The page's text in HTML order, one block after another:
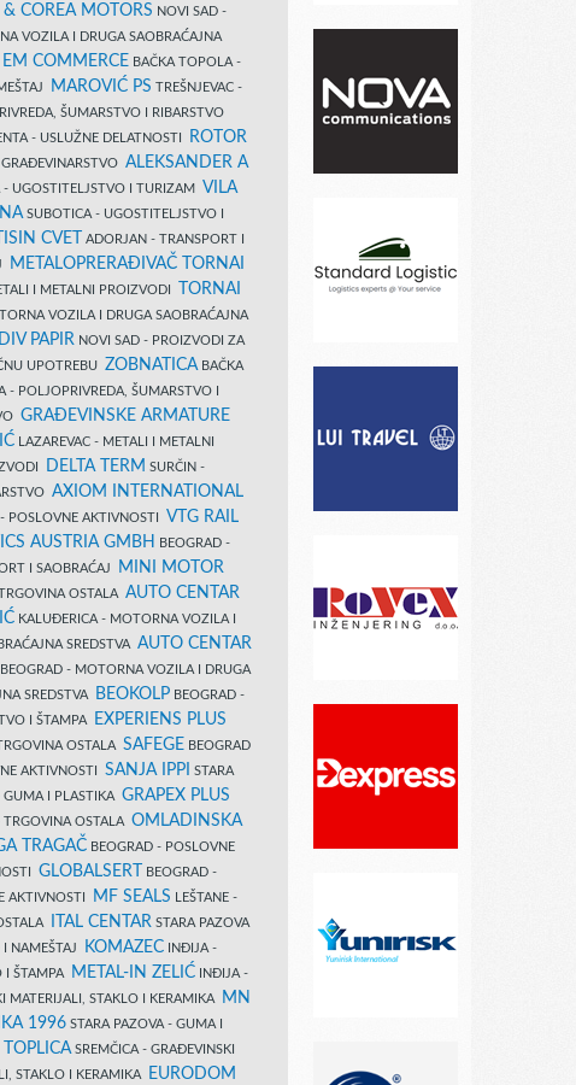
& COREA MOTORS NOVI SAD -
VOZILA I DRUGA SAOBRAĆAJNA
EM COMMERCE BAČKA TOPOLA -
MAROVIĆ PS TREŠNJEVAC -
ŠUMARSTVO I RIBARSTVO
- USLUŽNE DELATNOSTI ROTOR
ALEKSANDER A
- UGOSTITELJSTVO I TURIZAM VILA
SUBOTICA - UGOSTITELJSTVO I
TISIN CVET
ADORJAN - TRANSPORT I
METALOPRERAĐIVAČ TORNAI
I METALNI PROIZVODI TORNAI
VOZILA I DRUGA SAOBRAĆAJNA
DIV PAPIR NOVI SAD - PROIZVODI ZA
UPOTREBU ZOBNATICA BAČKA
- POLJOPRIVREDA, ŠUMARSTVO I
GRAĐEVINSKE ARMATURE
LAZAREVAC - METALI I METALNI
DELTA TERM SURČIN -
AXIOM INTERNATIONAL
POSLOVNE AKTIVNOSTI VTG RAIL
AUSTRIA GMBH
BEOGRAD -
I SAOBRAĆAJ
MINI MOTOR
TRGOVINA OSTALA AUTO CENTAR
KALUĐERICA - MOTORNA VOZILA I
SREDSTVA AUTO CENTAR
- MOTORNA VOZILA I DRUGA
SREDSTVA
BEOKOLPBEOGRAD -
I ŠTAMPA
EXPERIENS PLUS
OSTALA SAFEGE BEOGRAD
AKTIVNOSTI SANJA IPPI
STARA
GUMA I PLASTIKA GRAPEX PLUS
TRGOVINA OSTALA OMLADINSKA
TRAGAČBEOGRAD - POSLOVNE
GLOBALSERT
BEOGRAD -
AKTIVNOSTI
MF SEALS LEŠTANE -
ITAL CENTAR STARA PAZOVA
NAMEŠTAJ
KOMAZEC INĐIJA -
I ŠTAMPA
METAL-IN ZELIĆ INĐIJA -
MATERIJALI, STAKLO I KERAMIKA
MN
1996 STARA PAZOVA - GUMA I
TOPLICA SREMČICA - GRAĐEVINSKI
STAKLO I KERAMIKA
EURODOM